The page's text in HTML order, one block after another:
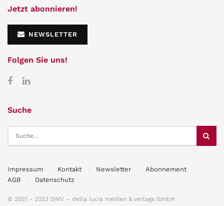
Jetzt abonnieren!
NEWSLETTER
Folgen Sie uns!
Suche
Impressum Kontakt Newsletter
Abonnement
AGB
Datenschutz
© 2021 - 2022 DMV – della lucia medien & verlags GmbH